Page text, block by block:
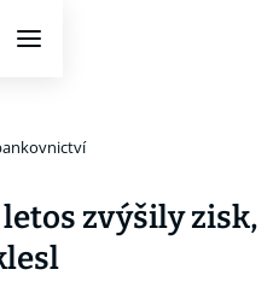
zvýšily zisk,